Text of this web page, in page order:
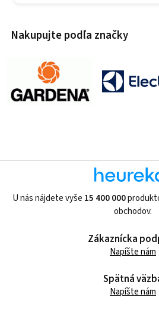
Nakupujte podľa značky
U nás nájdete vyše 15 400 000
obchodov.
Zákaznícka
Napíšte nám
Spätná
Napíšte nám